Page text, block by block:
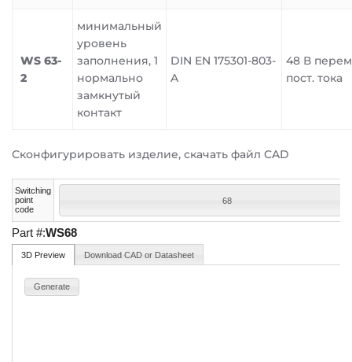
WS 63-
2
минимальный
уровень
заполнения, 1
нормально
замкнутый
контакт
DIN EN 175301-803-
A
48 В
пост. тока
Сконфигурировать изделие, скачать файл CAD